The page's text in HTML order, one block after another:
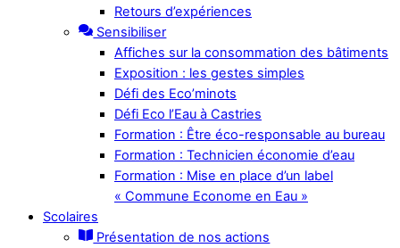
Retours d’expériences
Sensibiliser
Affiches sur la consommation des bâtiments
Exposition : les gestes simples
Défi des Eco’minots
Défi Eco l’Eau à Castries
Formation : Être éco-responsable au bureau
Formation : Technicien économie d’eau
Formation : Mise en place d’un label
« Commune Econome en Eau »
Scolaires
Présentation de nos actions